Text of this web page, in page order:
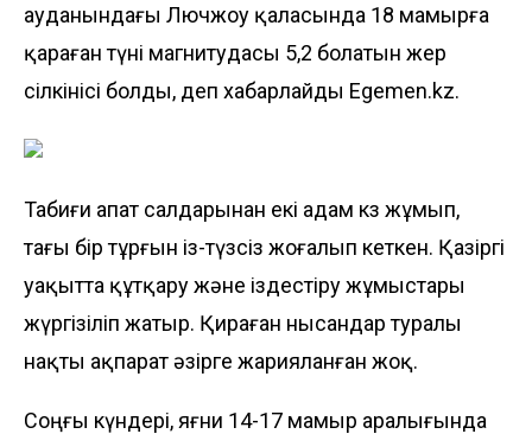
ауданындағы Лючжоу қаласында 18 мамырға
қараған түні магнитудасы 5,2 болатын жер
сілкінісі болды, деп хабарлайды Egemen.kz.
Табиғи апат салдарынан екі адам көз жұмып,
тағы бір тұрғын із-түзсіз жоғалып кеткен. Қазіргі
уақытта құтқару және іздестіру жұмыстары
жүргізіліп жатыр. Қираған нысандар туралы
нақты ақпарат әзірге жарияланған жоқ.
Соңғы күндері, яғни 14-17 мамыр аралығында